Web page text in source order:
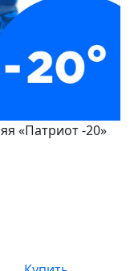
«Патриот -20»